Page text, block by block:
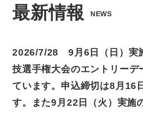
最新情報 NEWS
2026/7/28 9月6日（日）実
技選手権大会のエントリーデ
ています。申込締切は8月16
す。また9月22日（火）実施